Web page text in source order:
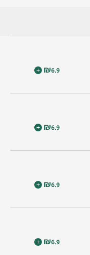
₪6.9
+
₪6.9
+
₪6.9
+
₪6.9
+